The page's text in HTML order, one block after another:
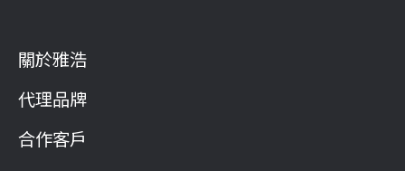
關於雅浩
代理品牌
合作客戶